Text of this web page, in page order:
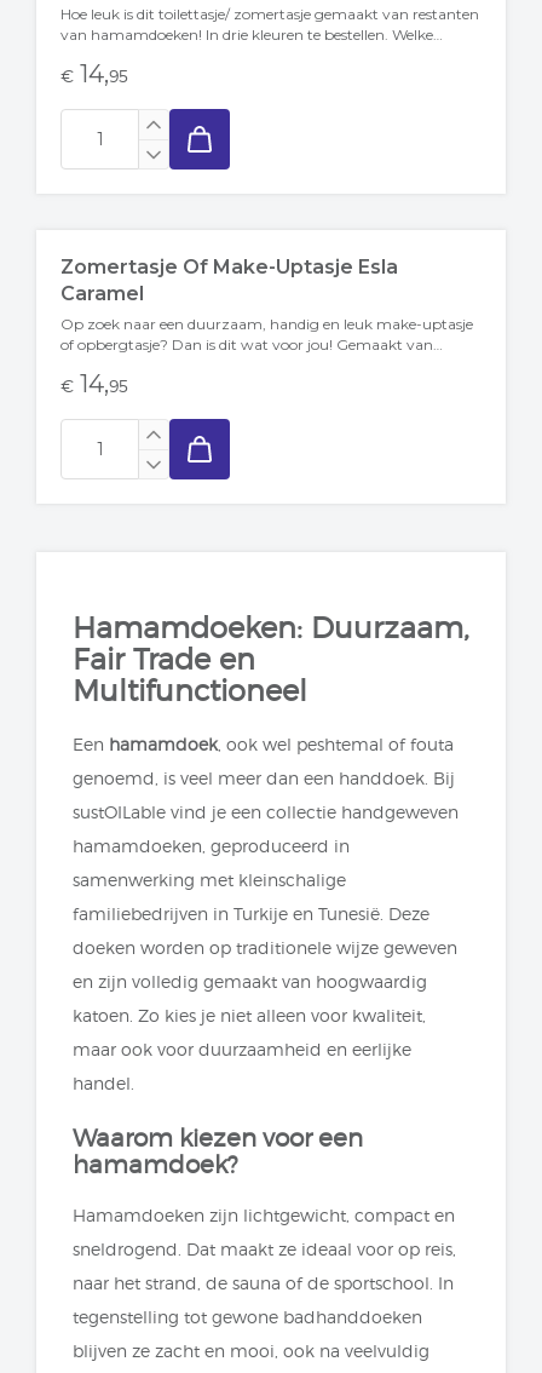
Hoe leuk is dit toilettasje/ zomertasje gemaakt van restanten
van hamamdoeken! In drie kleuren te bestellen. Welke
€ 14,95
Zomertasje Of Make-Uptasje Esla
Caramel
Op zoek naar een duurzaam, handig en leuk make-uptasje
of opbergtasje? Dan is dit wat voor jou! Gemaakt van
€ 14,95
Hamamdoeken: Duurzaam,
Fair Trade en
Multifunctioneel
Een hamamdoek , ook wel peshtemal of fouta
genoemd, is veel meer dan een handdoek. Bij
sustOILable vind je een collectie handgeweven
hamamdoeken, geproduceerd in
samenwerking met kleinschalige
familiebedrijven in Turkije en Tunesië. Deze
doeken worden op traditionele wijze geweven
en zijn volledig gemaakt van hoogwaardig
katoen. Zo kies je niet alleen voor kwaliteit,
maar ook voor duurzaamheid en eerlijke
handel.
Waarom kiezen voor een
hamamdoek?
Hamamdoeken zijn lichtgewicht, compact en
sneldrogend. Dat maakt ze ideaal voor op reis,
naar het strand, de sauna of de sportschool. In
tegenstelling tot gewone badhanddoeken
blijven ze zacht en mooi, ook na veelvuldig